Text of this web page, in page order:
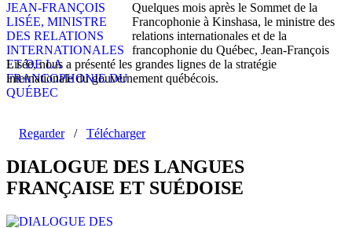
Quelques mois après le Sommet de la
Francophonie à Kinshasa, le ministre des
relations internationales et de la
francophonie du Québec, Jean-François
Lisée, nous a présenté les grandes lignes de la stratégie
internationale du gouvernement québécois.
Regarder/ Télécharger
DIALOGUE DES LANGUES
FRANÇAISE ET SUÉDOISE